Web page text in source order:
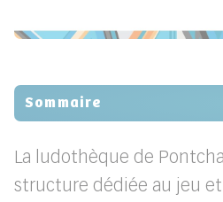
La ludothèque de
structure dédiée au jeu
Sommaire